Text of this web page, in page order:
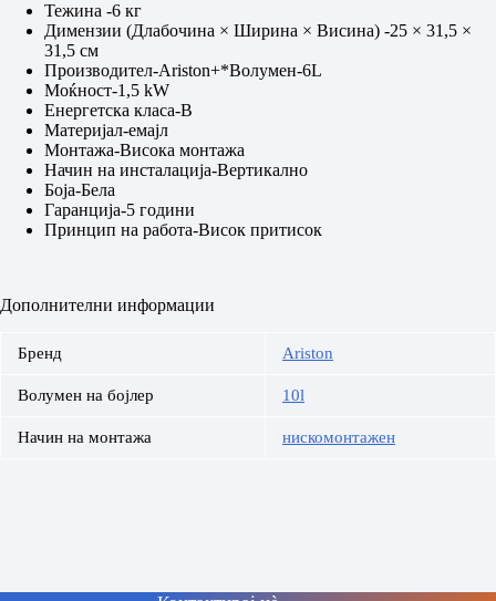
Тежина -6 кг
Димензии (Длабочина × Ширина × Висина) -25 × 31,5 ×
31,5 см
Производител-Ariston+*Волумен-6L
Моќност-1,5 kW
Енергетска класа-B
Материјал-емајл
Монтажа-Висока монтажа
Начин на инсталација-Вертикално
Боја-Бела
Гаранција-5 години
Принцип на работа-Висок притисок
Дополнителни информации
Бренд Ariston
Волумен на бојлер 10l
Начин на монтажа нискомонтажен